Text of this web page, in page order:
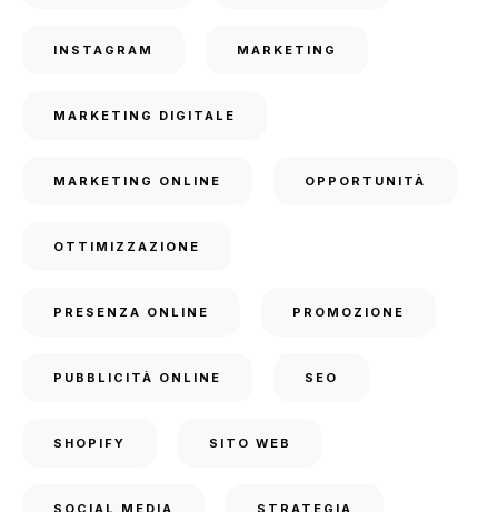
INSTAGRAM MARKETING
MARKETING DIGITALE
MARKETING ONLINE OPPORTUNITÀ
OTTIMIZZAZIONE
PRESENZA ONLINE PROMOZIONE
PUBBLICITÀ ONLINE SEO
SHOPIFY SITO WEB
SOCIAL MEDIA STRATEGIA